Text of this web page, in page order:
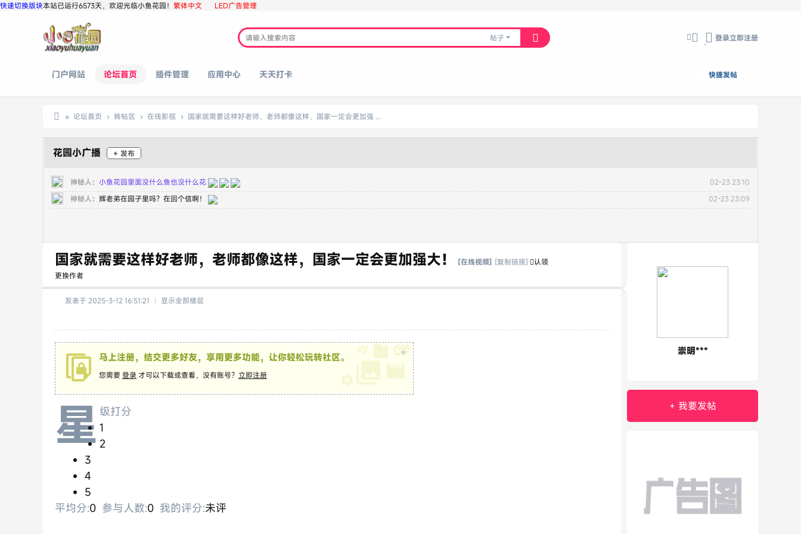
快速切换版块本站已运行6573天，欢迎光临小鱼花园！ 繁体中文 LED广告管理
帖子
到
登录立即注册
门户网站 论坛首页 插件管理 应用中心 天天打卡 快捷发帖
鱼
园
» 论坛首页 › 转帖区 › 在线影视 › 国家就需要这样好老师，老师都像这样，国家一定会更加强 ...
花园小广播 + 发布
神秘人： 小鱼花园里面没什么鱼也没什么花
02-23 23:10
神秘人： 辉老弟在园子里吗？在回个信啊！ 02-23 23:09
国家就需要这样好老师，老师都像这样，国家一定会更加强大！ [在线视频] [复制链接] 认领
更换作者
发表于 2025-3-12 16:51:21 | 显示全部楼层
马上注册，结交更多好友，享用更多功能，让你轻松玩转社区。
您需要登录 才可以下载或查看，没有账号？ 立即注册
×
星 级打分
1
2
3
4
5
平均分:0 参与人数:0 我的评分:未评
崇明***
+ 我要发帖